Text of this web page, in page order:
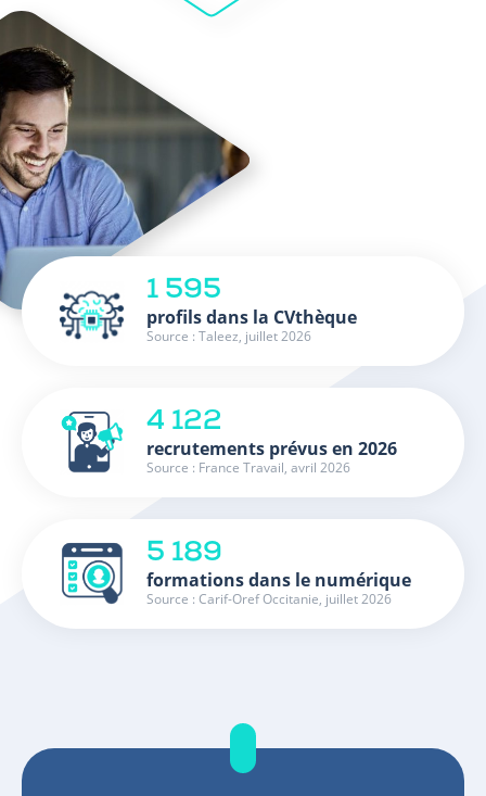
1 595
profils dans la CVthèque
Source : Taleez, juillet 2026
4 122
recrutements prévus en 2026
Source : France Travail, avril 2026
5 189
formations dans le numérique
Source : Carif-Oref Occitanie, juillet 2026